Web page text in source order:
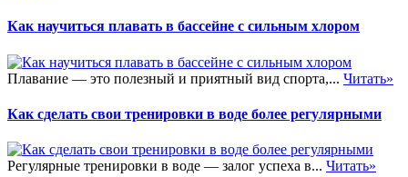
Как научиться плавать в бассейне с сильным хлором
Плавание — это полезный и приятный вид спорта,... Читать»
Как сделать свои тренировки в воде более регулярными
Регулярные тренировки в воде — залог успеха в... Читать»